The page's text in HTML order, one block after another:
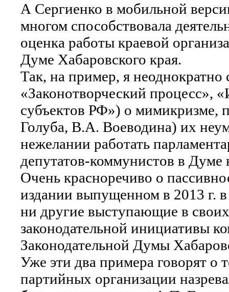
А Сергиенко в мобильной
многом способствовала
оценка работы краевой
Думе Хабаровского края.
Так, на пример, я неоднократно
«Законотворческий процесс»,
субъектов РФ») о мимикризме,
Голуба, В.А. Воеводина) их
нежелании работать
депутатов-коммунистов в Думе
Очень красноречиво о
издании выпущенном в 2013 г.
ни другие выступающие в
законодательной инициативы
Законодательной Думы
Уже эти два примера говорят о
партийных организации